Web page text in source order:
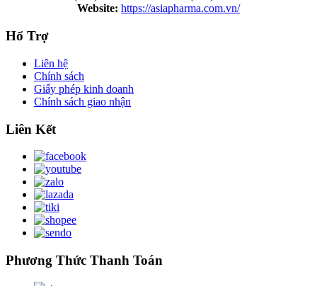
Website: https://asiapharma.com.vn/
Hổ Trợ
Liên hệ
Chính sách
Giấy phép kinh doanh
Chính sách giao nhận
Liên Kết
Phương Thức Thanh Toán